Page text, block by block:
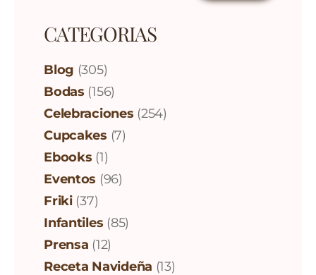
CATEGORIAS
Blog (305)
Bodas (156)
Celebraciones (254)
Cupcakes (7)
Ebooks (1)
Eventos (96)
Friki(37)
Infantiles (85)
Prensa (12)
Receta Navideña (13)